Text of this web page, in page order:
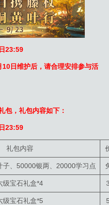
23:59
日维护后，请合理安排参与活
包，礼包内容如下：
23:59
礼包内容
子、50000银两、20000学习点
级宝石礼盒*4
级宝石礼盒*5
客服